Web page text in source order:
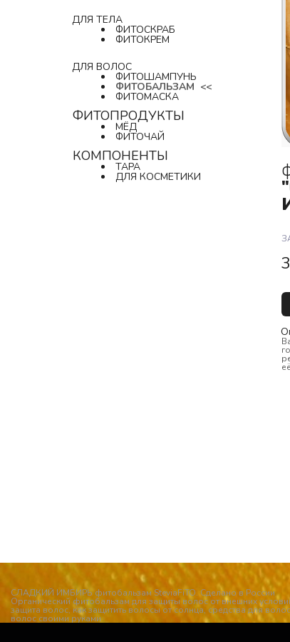
ДЛЯ ТЕЛА
ФИТОСКРАБ
ФИТОКРЕМ
ДЛЯ ВОЛОС
ФИТОШАМПУНЬ
ФИТОБАЛЬЗАМ
  <<
ФИТОМАСКА
ФИТОПРОДУКТЫ
МЁД
ФИТОЧАЙ
КОМПОНЕНТЫ
ТАРА
ДЛЯ КОСМЕТИКИ
СЛАДКИЙ ИМБИРЬ фитобальзам SteviaFiTO. Сделано в России
Органический фитобальзам для защиты волос от внешних
защита волос, как защитить волосы от солнца, средства для
волос своими руками